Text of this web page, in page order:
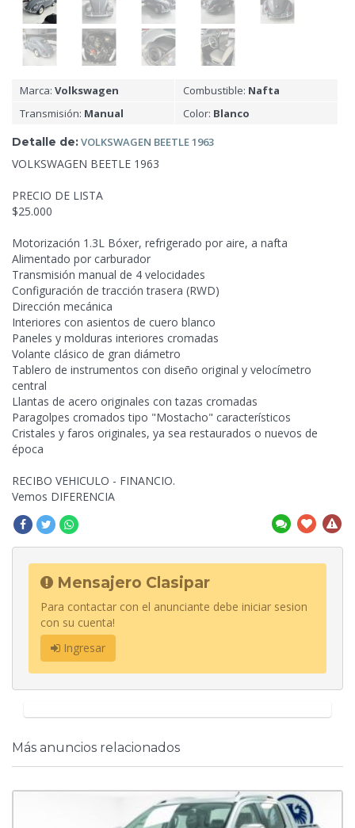
Marca: Volkswagen Combustible: Nafta
Transmisión: Manual Color: Blanco
Detalle de:VOLKSWAGEN BEETLE 1963
VOLKSWAGEN BEETLE 1963
PRECIO DE LISTA
$25.000
Motorización 1.3L Bóxer, refrigerado por aire, a nafta
Alimentado por carburador
Transmisión manual de 4 velocidades
Configuración de tracción trasera (RWD)
Dirección mecánica
Interiores con asientos de cuero blanco
Paneles y molduras interiores cromadas
Volante clásico de gran diámetro
Tablero de instrumentos con diseño original y velocímetro
central
Llantas de acero originales con tazas cromadas
Paragolpes cromados tipo "Mostacho" característicos
Cristales y faros originales, ya sea restaurados o nuevos de
época
RECIBO VEHICULO - FINANCIO.
Vemos DIFERENCIA
Mensajero Clasipar
Para contactar con el anunciante debe iniciar sesion
con su cuenta!
Ingresar
Más anuncios relacionados